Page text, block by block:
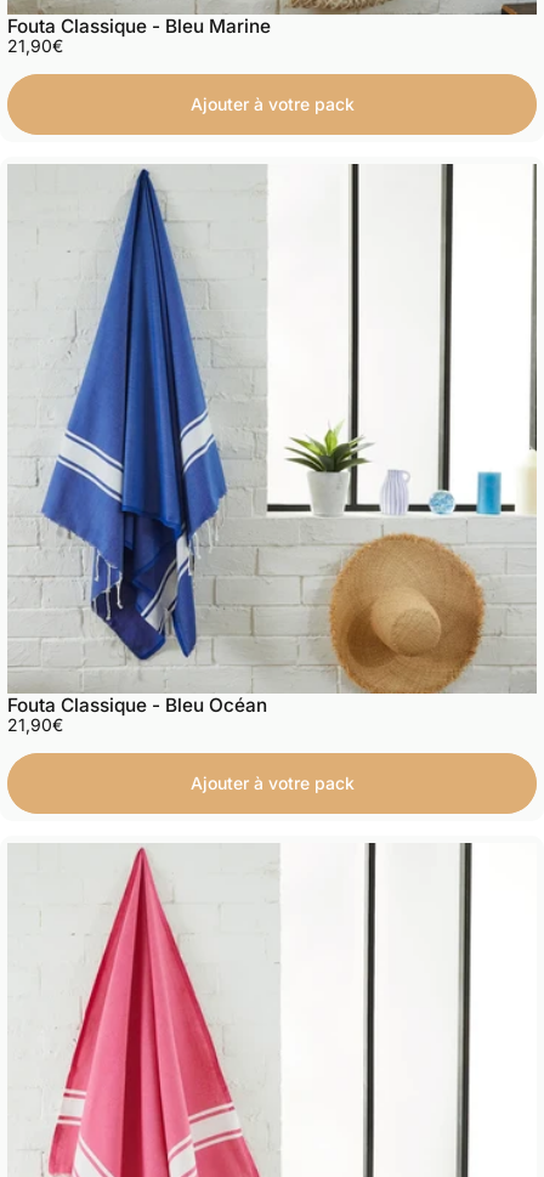
Fouta Classique - Bleu Marine
21,90€
Ajouter à votre pack
Fouta Classique - Bleu Océan
21,90€
Ajouter à votre pack